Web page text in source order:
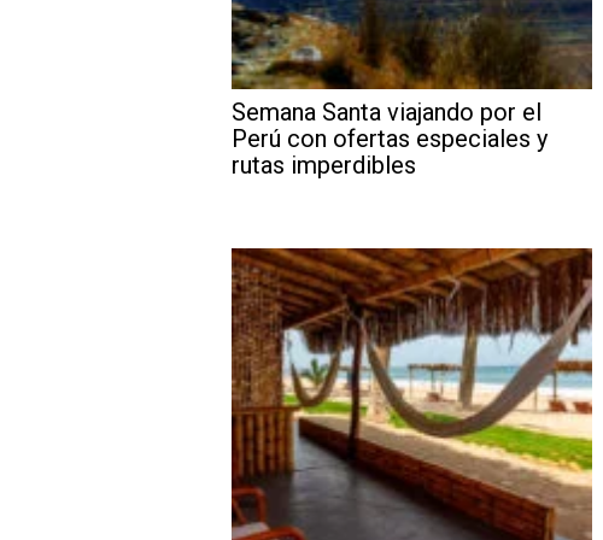
Semana Santa viajando por el
Perú con ofertas especiales y
rutas imperdibles